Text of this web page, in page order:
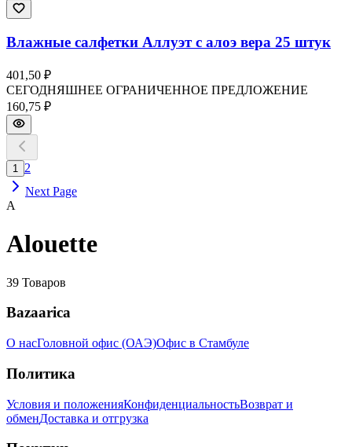
Влажные салфетки Аллуэт с алоэ вера 25 штук
401,50 ₽
СЕГОДНЯШНЕЕ ОГРАНИЧЕННОЕ ПРЕДЛОЖЕНИЕ
160,75 ₽
1
2
Next Page
A
Alouette
39 Товаров
Bazaarica
О насГоловной офис (ОАЭ)Офис в Стамбуле
Политика
Условия и положенияКонфиденциальностьВозврат и
обменДоставка и отгрузка